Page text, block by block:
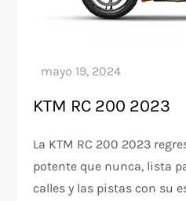
KTM RC 200 2023
La KTM RC 200 2023
potente que nunca, lista
calles y las pistas con su